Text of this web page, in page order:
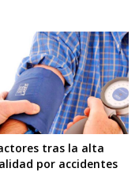
tras la alta
por accidentes